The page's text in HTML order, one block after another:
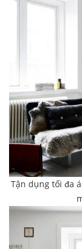
Tận dụng tối đa